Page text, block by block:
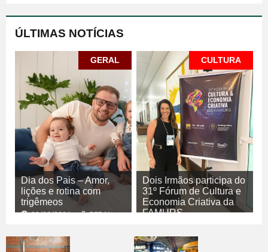
ÚLTIMAS NOTÍCIAS
GERAL
Dia dos Pais – Amor,
lições e rotina com
trigêmeos
08/08/2026 GERAL
CULTURA
Dois Irmãos participa do
31º Fórum de Cultura e
Economia Criativa da
FAMURS
CULTURA